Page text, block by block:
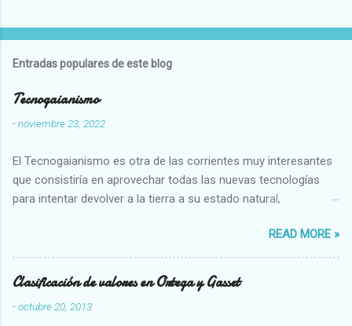
Entradas populares de este blog
Tecnogaianismo
-noviembre 23, 2022
El Tecnogaianismo es otra de las corrientes muy interesantes
que consistiría en aprovechar todas las nuevas tecnologías
para intentar devolver a la tierra a su estado natural,
READ MORE »
Clasificación de valores en Ortega y Gasset
-octubre 20, 2013